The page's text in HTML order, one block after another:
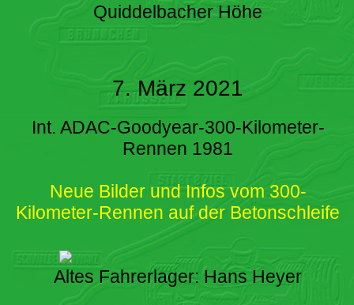
Quiddelbacher Höhe
7. März 2021
Int. ADAC-Goodyear-300-Kilometer-
Rennen 1981
Neue Bilder und Infos vom 300-
Kilometer-Rennen auf der Betonschleife
Altes Fahrerlager: Hans Heyer